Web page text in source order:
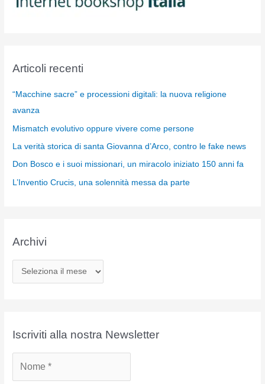
Articoli recenti
“Macchine sacre” e processioni digitali: la nuova religione
avanza
Mismatch evolutivo oppure vivere come persone
La verità storica di santa Giovanna d’Arco, contro le fake news
Don Bosco e i suoi missionari, un miracolo iniziato 150 anni fa
L’Inventio Crucis, una solennità messa da parte
Archivi
r
iIscriviti alla nostra Newsletter